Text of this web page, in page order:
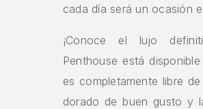
cada día será un ocasión
¡Conoce el lujo
Penthouse está
es completamente libre
dorado de buen gusto y